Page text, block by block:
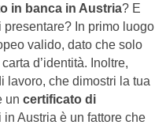
in banca in Austria? E
In primo luogo
valido, dato che solo
d’identità. Inoltre,
lavoro, che dimostri la tua
un certificato di
in Austria è un fattore che